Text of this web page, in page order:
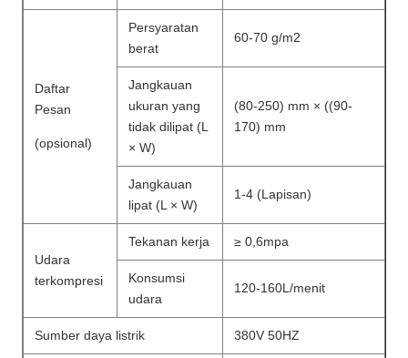
Daftar
Pesan
(opsional)
Persyaratan
berat
60-70 g/m2
Jangkauan
ukuran yang
tidak dilipat (L
× W)
(80-250) mm × ((90-
170) mm
Jangkauan
lipat (L × W)
1-4 (Lapisan)
Udara
terkompresi
Tekanan kerja ≥ 0,6mpa
Konsumsi
udara
120-160L/menit
Sumber daya listrik 380V 50HZ